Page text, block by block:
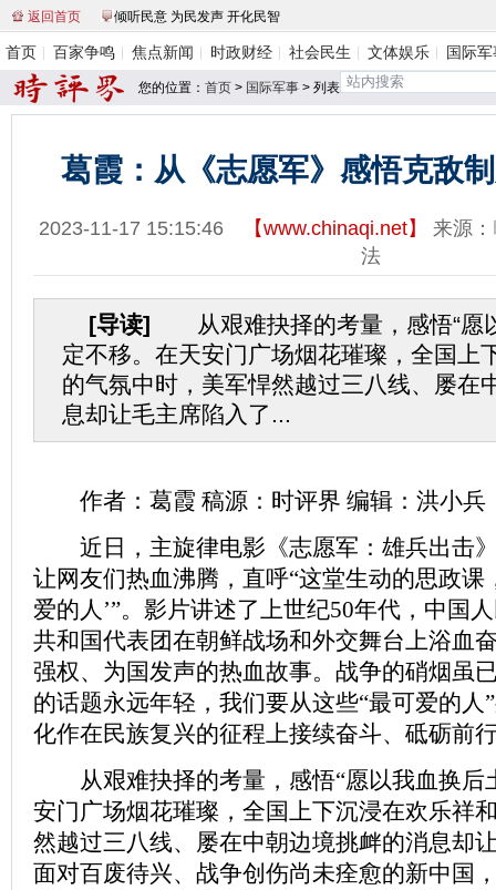
返回首页 倾听民意 为民发声 开化民智
首页 百家争鸣 焦点新闻 时政财经 社会民生 文体娱乐 国际
您的位置： 首页 > 国际军事 > 列表
葛霞：从《志愿军》感悟克敌
2023-11-17 15:15:46 【www.chinaqi.net】 来源：
法
[导读] 从艰难抉择的考量，感悟“愿
定不移。在天安门广场烟花璀璨，全国上
的气氛中时，美军悍然越过三八线、屡在
息却让毛主席陷入了...
作者：葛霞 稿源：时评界 编辑：洪小兵
近日，主旋律电影《志愿军：雄兵出击
让网友们热血沸腾，直呼“这堂生动的思政课
爱的人’”。影片讲述了上世纪50年代，中国
共和国代表团在朝鲜战场和外交舞台上浴血
强权、为国发声的热血故事。战争的硝烟虽
的话题永远年轻，我们要从这些“最可爱的人
化作在民族复兴的征程上接续奋斗、砥砺前
从艰难抉择的考量，感悟“愿以我血换后
安门广场烟花璀璨，全国上下沉浸在欢乐祥
然越过三八线、屡在中朝边境挑衅的消息却
面对百废待兴、战争创伤尚未痊愈的新中国